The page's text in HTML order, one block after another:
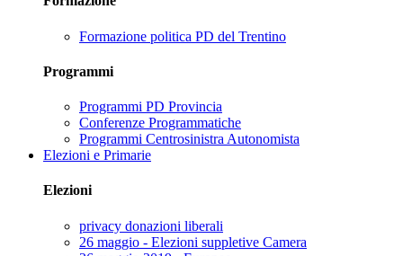
Formazione politica PD del Trentino
Programmi
Programmi PD Provincia
Conferenze Programmatiche
Programmi Centrosinistra Autonomista
Elezioni e Primarie
Elezioni
privacy donazioni liberali
26 maggio - Elezioni suppletive Camera